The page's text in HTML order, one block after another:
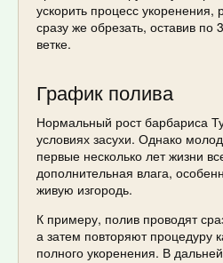
ускорить процесс укоренения,
сразу же обрезать, оставив по
ветке.
График полива
Нормальный рост барбариса
условиях засухи. Однако
первые несколько лет жизни
дополнительная влага,
живую изгородь.
К примеру, полив проводят
а затем повторяют процедуру
полного укоренения. В